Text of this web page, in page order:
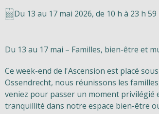
Du 13 au 17 mai 2026, de 10 h à 23 h 59
Du 13 au 17 mai – Familles, bien-être et
Ce week-end de l'Ascension est placé
Ossendrecht, nous réunissons les
veniez pour passer un moment privilégié
tranquillité dans notre espace bien-être